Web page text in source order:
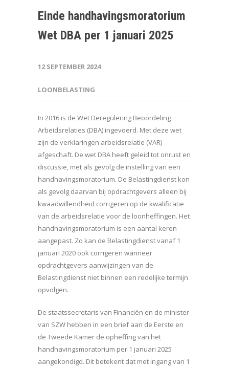
Einde handhavingsmoratorium
Wet DBA per 1 januari 2025
12 SEPTEMBER 2024
LOONBELASTING
In 2016 is de Wet Deregulering Beoordeling
Arbeidsrelaties (DBA) ingevoerd. Met deze wet
zijn de verklaringen arbeidsrelatie (VAR)
afgeschaft. De wet DBA heeft geleid tot onrust en
discussie, met als gevolg de instelling van een
handhavingsmoratorium. De Belastingdienst kon
als gevolg daarvan bij opdrachtgevers alleen bij
kwaadwillendheid corrigeren op de kwalificatie
van de arbeidsrelatie voor de loonheffingen. Het
handhavingsmoratorium is een aantal keren
aangepast. Zo kan de Belastingdienst vanaf 1
januari 2020 ook corrigeren wanneer
opdrachtgevers aanwijzingen van de
Belastingdienst niet binnen een redelijke termijn
opvolgen.
De staatssecretaris van Financiën en de minister
van SZW hebben in een brief aan de Eerste en
de Tweede Kamer de opheffing van het
handhavingsmoratorium per 1 januari 2025
aangekondigd. Dit betekent dat met ingang van 1